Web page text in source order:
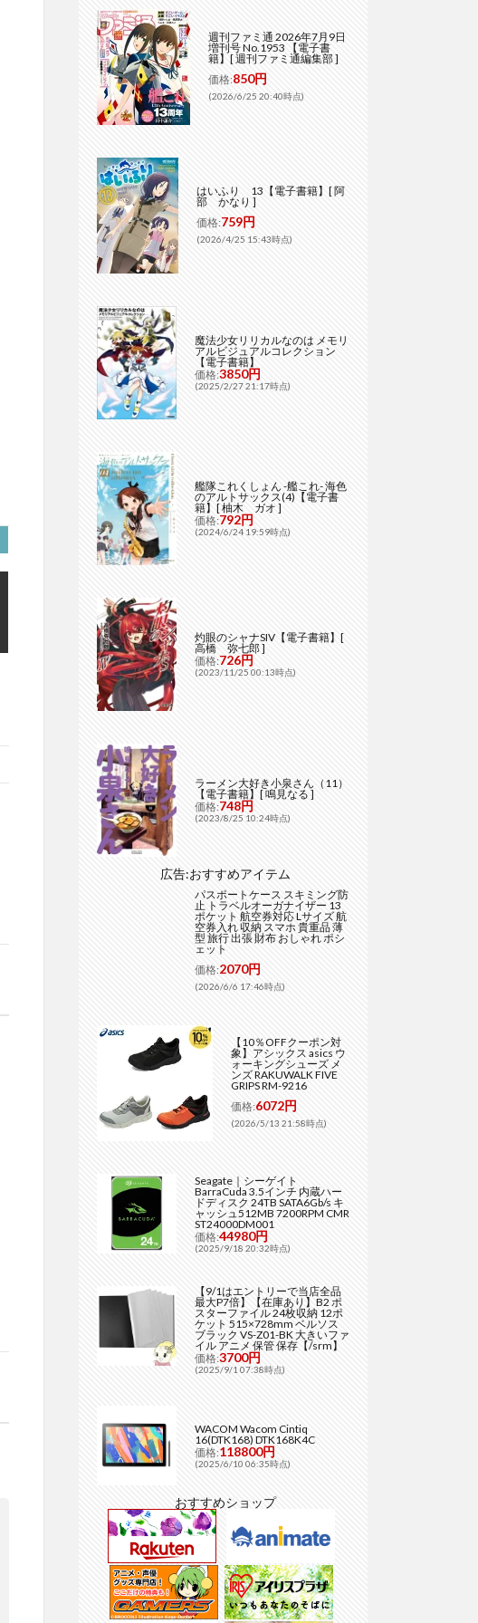
週刊ファミ通 2026年7月9日
増刊号 No.1953 【電子書
籍】[ 週刊ファミ通編集部 ]
価格:850円
(2026/6/25 20:40時点)
はいふり 13【電子書籍】[ 阿
部 かなり ]
価格:759円
(2026/4/25 15:43時点)
魔法少女リリカルなのは メモリ
アルビジュアルコレクション
【電子書籍】
価格:3850円
(2025/2/27 21:17時点)
艦隊これくしょん -艦これ- 海色
のアルトサックス(4)【電子書
籍】[ 柚木 ガオ ]
価格:792円
(2024/6/24 19:59時点)
灼眼のシャナSIV【電子書籍】[
高橋 弥七郎 ]
価格:726円
(2023/11/25 00:13時点)
ラーメン大好き小泉さん（11）
【電子書籍】[ 鳴見なる ]
価格:748円
(2023/8/25 10:24時点)
広告:おすすめアイテム
パスポートケース スキミング防
止 トラベルオーガナイザー 13
ポケット 航空券対応 Lサイズ 航
空券入れ 収納 スマホ 貴重品 薄
型 旅行 出張 財布 おしゃれ ポシ
ェット
価格:2070円
(2026/6/6 17:46時点)
【10％OFFクーポン対
象】アシックス asics ウ
ォーキングシューズ メ
ンズ RAKUWALK FIVE
GRIPS RM-9216
価格:6072円
(2026/5/13 21:58時点)
Seagate｜シーゲイト
BarraCuda 3.5インチ 内蔵ハー
ドディスク 24TB SATA6Gb/s キ
ャッシュ512MB 7200RPM CMR
ST24000DM001
価格:44980円
(2025/9/18 20:32時点)
【9/1はエントリーで当店全品
最大P7倍】【在庫あり】B2 ポ
スターファイル 24枚収納 12ポ
ケット 515×728mm ベルソス
ブラック VS-Z01-BK 大きいファ
イル アニメ 保管 保存【/srm】
価格:3700円
(2025/9/1 07:38時点)
WACOM Wacom Cintiq
16(DTK168) DTK168K4C
価格:118800円
(2025/6/10 06:35時点)
おすすめショップ